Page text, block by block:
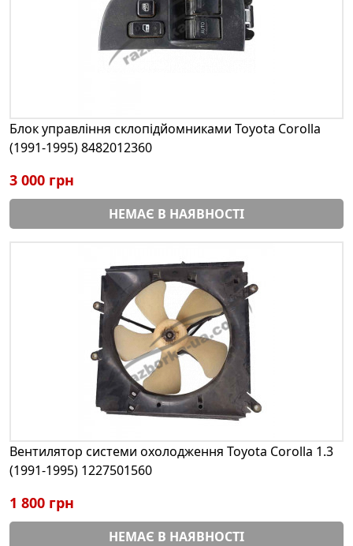
Блок управління склопідйомниками Toyota Corolla
(1991-1995) 8482012360
3 000 грн
НЕМАЄ В НАЯВНОСТІ
Вентилятор системи охолодження Toyota Corolla 1.3
(1991-1995) 1227501560
1 800 грн
НЕМАЄ В НАЯВНОСТІ